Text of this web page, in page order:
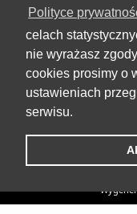
Polityce
celach
nie wyrażasz
cookies prosimy o
ustawieniach
serwisu.
VideoTesty.pl